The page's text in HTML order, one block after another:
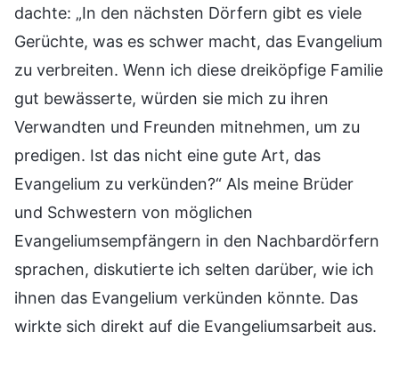
dachte: „In den nächsten Dörfern gibt es viele
Gerüchte, was es schwer macht, das Evangelium
zu verbreiten. Wenn ich diese dreiköpfige Familie
gut bewässerte, würden sie mich zu ihren
Verwandten und Freunden mitnehmen, um zu
predigen. Ist das nicht eine gute Art, das
Evangelium zu verkünden?“ Als meine Brüder
und Schwestern von möglichen
Evangeliumsempfängern in den Nachbardörfern
sprachen, diskutierte ich selten darüber, wie ich
ihnen das Evangelium verkünden könnte. Das
wirkte sich direkt auf die Evangeliumsarbeit aus.